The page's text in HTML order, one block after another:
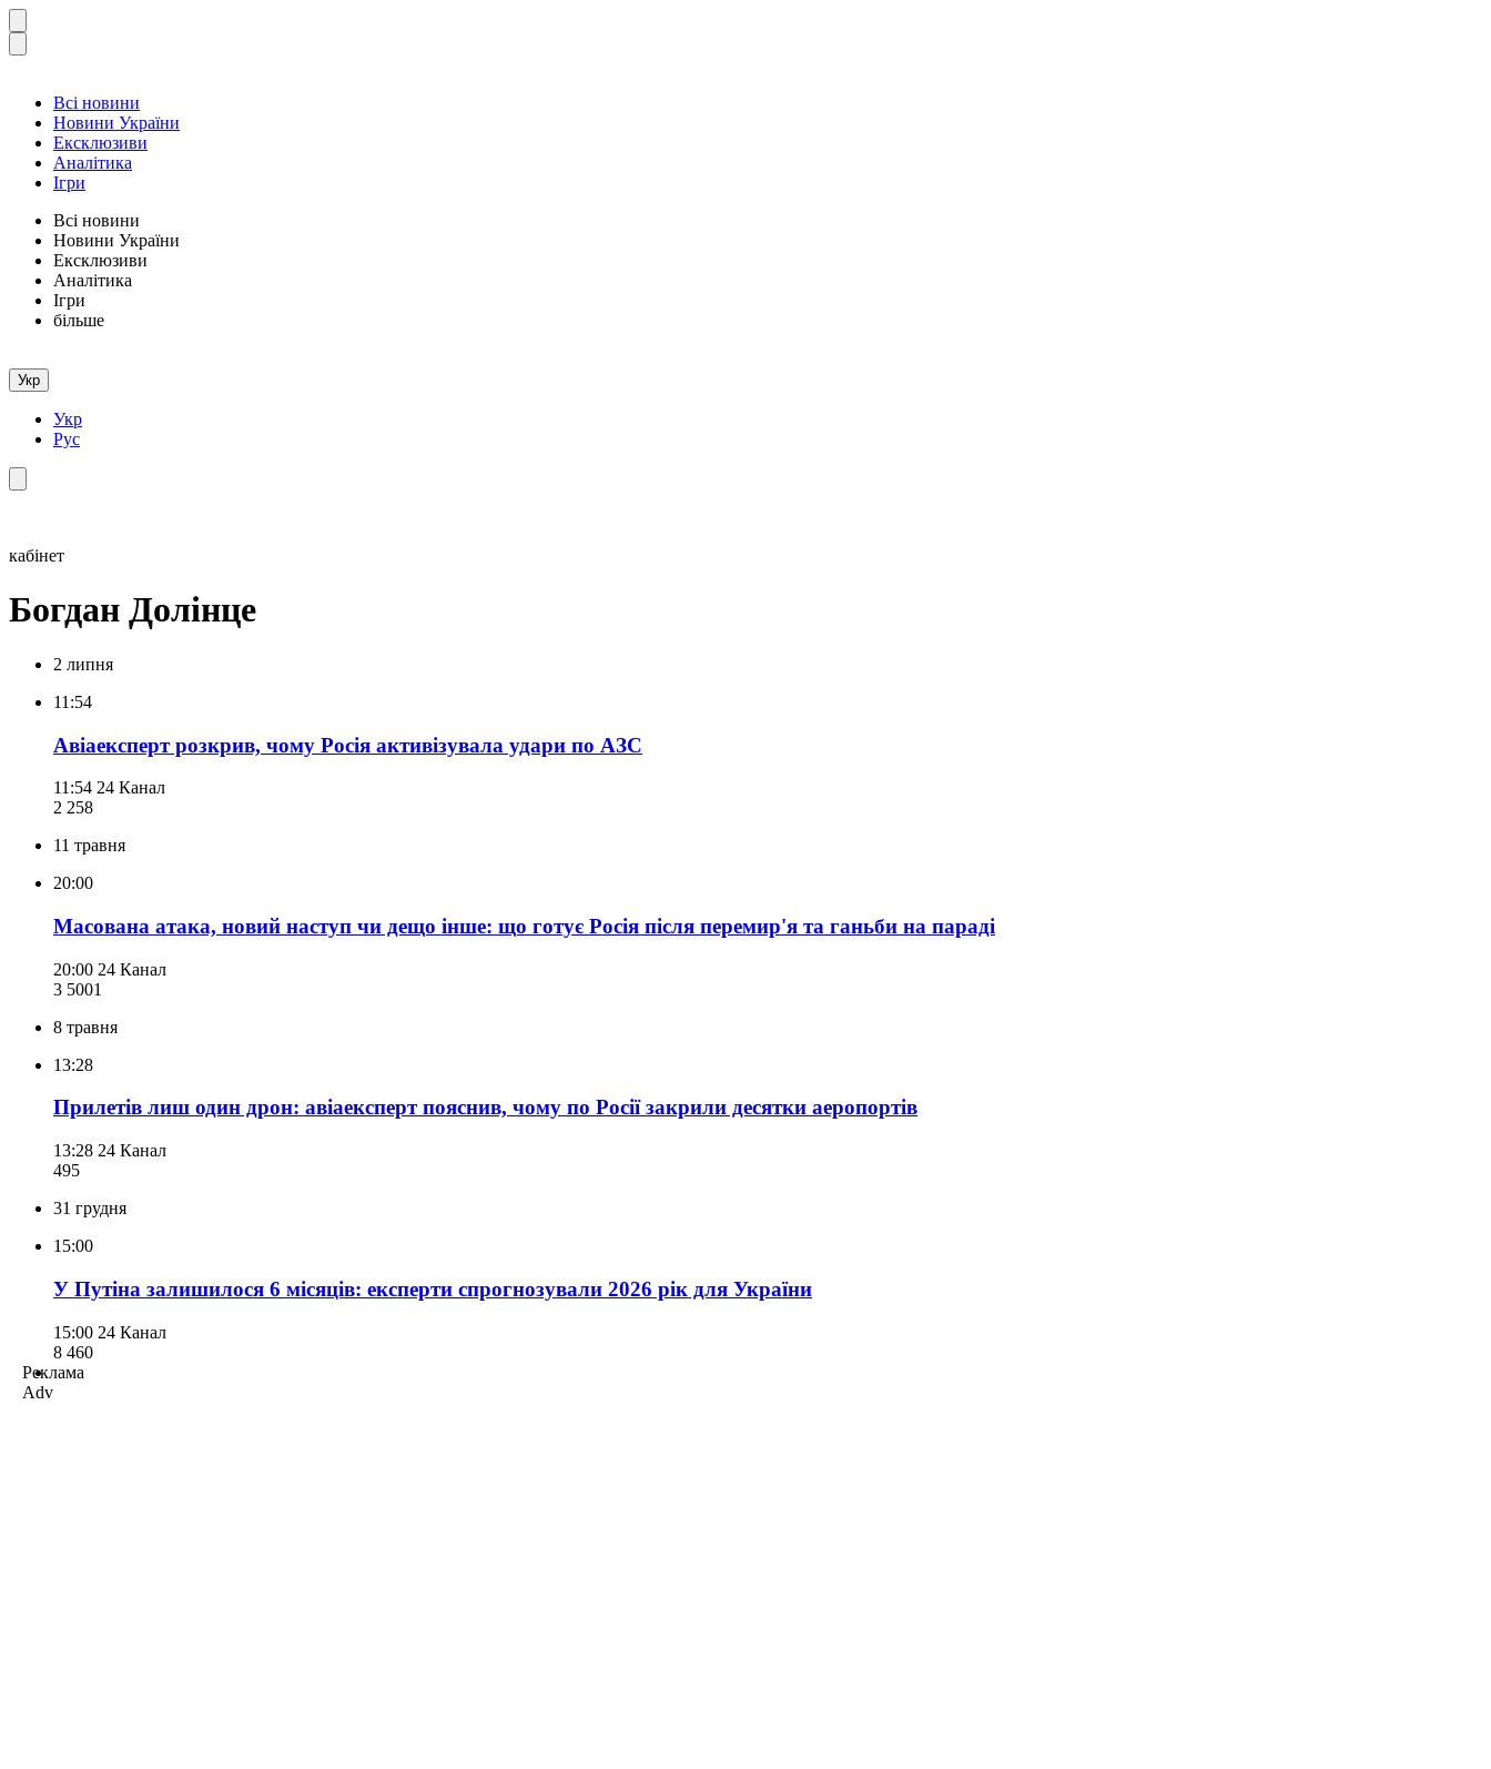
Всі новини
Новини України
Ексклюзиви
Аналітика
Ігри
Всі новини
Новини України
Ексклюзиви
Аналітика
Ігри
більше
Укр
Укр
Рус
кабінет
Богдан Долінце
2 липня
11:54
Авіаексперт розкрив, чому Росія активізувала удари по АЗС
11:54 24 Канал
2 258
11 травня
20:00
Масована атака, новий наступ чи дещо інше: що готує Росія після перемир'я та ганьби на параді
20:00 24 Канал
3 5001
8 травня
13:28
Прилетів лиш один дрон: авіаексперт пояснив, чому по Росії закрили десятки аеропортів
13:28 24 Канал
495
31 грудня
15:00
У Путіна залишилося 6 місяців: експерти спрогнозували 2026 рік для України
15:00 24 Канал
8 460
Реклама
Adv